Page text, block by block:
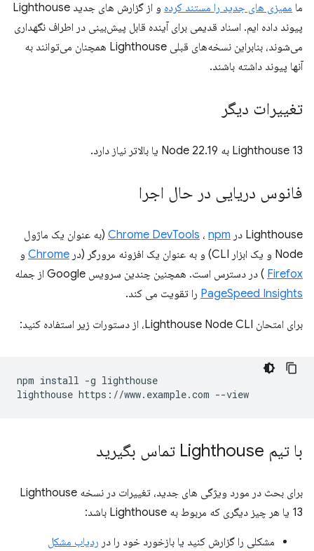
ما ممیزی های جدید را مستند کرده
و از گزارش های جدید Lighthouse
پیوند داده ایم. اسناد قدیمی برای آینده قابل پیش‌بینی در اطراف نگهداری
می‌شوند، بنابراین نسخه‌های قبلی Lighthouse همچنان می‌توانند به
آنها پیوند داشته باشند.
تغییرات دیگر
Lighthouse 13 به Node 22.19 یا بالاتر نیاز دارد.
فانوس دریایی در حال اجرا
Lighthouse در Chrome DevTools ، npm
(به عنوان یک ماژول
Node و یک ابزار CLI) و به عنوان یک افزونه مرورگر (در
Chrome و
Firefox ) در دسترس است. همچنین چندین سرویس Google از جمله
PageSpeed ​​Insights را تقویت می کند.
برای امتحان Lighthouse Node CLI، از دستورات زیر استفاده کنید:
npm install -g lighthouse
با تیم Lighthouse تماس بگیرید
برای بحث در مورد ویژگی های جدید، تغییرات در نسخه Lighthouse
13 یا هر چیز دیگری که مربوط به Lighthouse باشد:
مشکلی را گزارش کنید یا بازخورد خود را در ردیاب مشکل